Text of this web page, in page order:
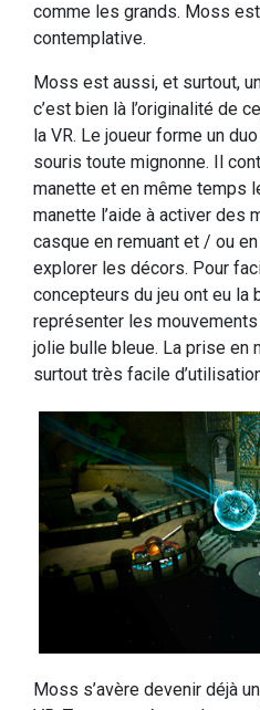
comme les grands. Moss
contemplative.
Moss est aussi, et surtout,
c’est bien là l’originalité de
la VR. Le joueur forme un
souris toute mignonne. Il
manette et en même temps
manette l’aide à activer des
casque en remuant et / ou
explorer les décors. Pour
concepteurs du jeu ont eu la
représenter les
jolie bulle bleue. La prise en
surtout très facile
Moss s’avère devenir déjà